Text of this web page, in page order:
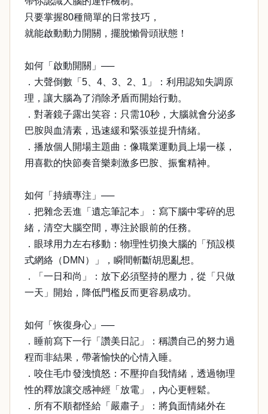
只要掌握80種簡單的日常技巧，
就能啟動動力開關，擺脫懶骨頭狀態！
如何「啟動開關」──
．大聲倒數「5、4、3、2、1」：利用認知失調原
理，讓大腦為了消除矛盾而開始行動。
．對著鏡子露出笑容：只需10秒，大腦就會分泌多
巴胺與血清素，迅速緩和緊張並提升情緒。
．播放個人開場主題曲：像職業運動員上場一樣，
用喜歡的快節奏音樂刺激多巴胺、振奮精神。
如何「持續專注」──
．把雜念丟進「遺忘筆記本」：寫下腦中零碎的思
緒，清空大腦空間，專注於眼前的任務。
．眼球用力左右移動：物理性切換大腦的「預設模
式網絡（DMN）」，瞬間斬斷胡思亂想。
．「一日和尚」：放下必須堅持的壓力，從「只做
一天」開始，降低門檻反而更容易成功。
如何「恢復身心」──
．睡前寫下一行「讚美日記」：稱讚自己的努力過
程而非結果，帶著愉快的心情入睡。
．咬住毛巾發洩憤怒：不壓抑自我情緒，透過物理
性的釋放讓交感神經「放電」，內心更輕鬆。
．所有不順都怪給「嚴肅子」：將負面情緒外在